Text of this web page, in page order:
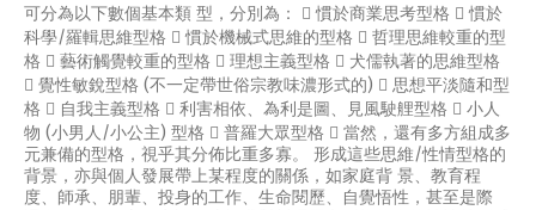
可分為以下數個基本類 型，分別為：  慣於商業思考型格  慣於
科學/羅輯思維型格  慣於機械式思維的型格  哲理思維較重的型
格  藝術觸覺較重的型格  理想主義型格  犬儒執著的思維型格
 覺性敏銳型格 (不一定帶世俗宗教味濃形式的)  思想平淡隨和型
格  自我主義型格  利害相依、為利是圖、見風駛艃型格  小人
物 (小男人/小公主) 型格  普羅大眾型格  當然，還有多方組成多
元兼備的型格，視乎其分佈比重多寡。 形成這些思維/性情型格的
背景，亦與個人發展帶上某程度的關係，如家庭背 景、教育程
度、師承、朋輩、投身的工作、生命閱歷、自覺悟性，甚至是際